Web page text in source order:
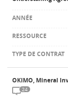
OKIMO, Mineral
24